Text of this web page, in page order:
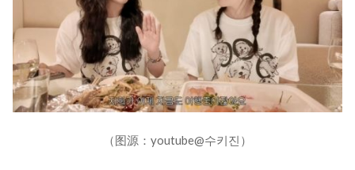
（图源：youtube@수키진）